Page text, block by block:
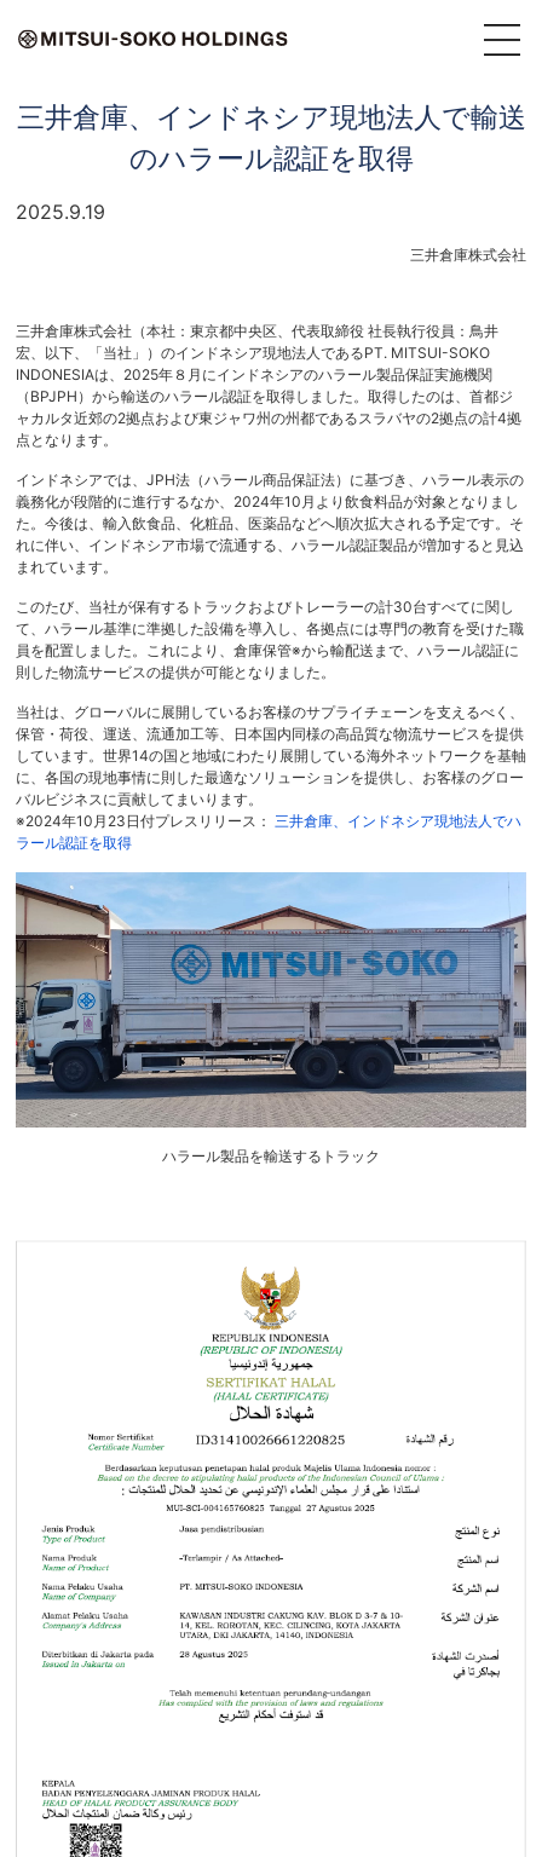
三井倉庫、インドネシア現地法人で輸送
のハラール認証を取得
2025.9.19
三井倉庫株式会社
三井倉庫株式会社（本社：東京都中央区、代表取締役 社長執行役員：鳥井
宏、以下、「当社」）のインドネシア現地法人であるPT. MITSUI-SOKO
INDONESIAは、2025年８月にインドネシアのハラール製品保証実施機関
（BPJPH）から輸送のハラール認証を取得しました。取得したのは、首都ジ
ャカルタ近郊の2拠点および東ジャワ州の州都であるスラバヤの2拠点の計4拠
点となります。
インドネシアでは、JPH法（ハラール商品保証法）に基づき、ハラール表示の
義務化が段階的に進行するなか、2024年10月より飲食料品が対象となりまし
た。今後は、輸入飲食品、化粧品、医薬品などへ順次拡大される予定です。そ
れに伴い、インドネシア市場で流通する、ハラール認証製品が増加すると見込
まれています。
このたび、当社が保有するトラックおよびトレーラーの計30台すべてに関し
て、ハラール基準に準拠した設備を導入し、各拠点には専門の教育を受けた職
員を配置しました。これにより、倉庫保管※から輸配送まで、ハラール認証に
則した物流サービスの提供が可能となりました。
当社は、グローバルに展開しているお客様のサプライチェーンを支えるべく、
保管・荷役、運送、流通加工等、日本国内同様の高品質な物流サービスを提供
しています。世界14の国と地域にわたり展開している海外ネットワークを基軸
に、各国の現地事情に則した最適なソリューションを提供し、お客様のグロー
バルビジネスに貢献してまいります。
※2024年10月23日付プレスリリース： 三井倉庫、インドネシア現地法人でハ
ラール認証を取得
ハラール製品を輸送するトラック